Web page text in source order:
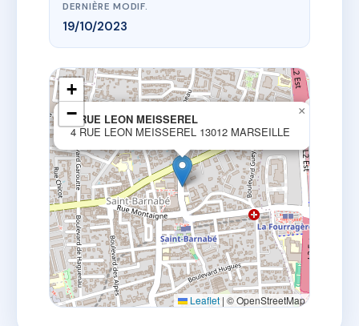
DERNIÈRE MODIF.
19/10/2023
4 RUE LEON MEISSEREL
4 RUE LEON MEISSEREL 13012 MARSEILLE
×
+
−
Leaflet | © OpenStreetMap